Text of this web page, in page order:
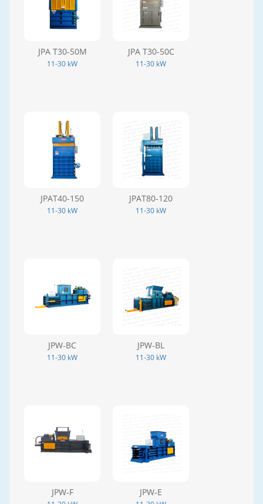
JPA T30-50M
11-30 kW
JPA T30-50C
11-30 kW
JPAT40-150
11-30 kW
JPAT80-120
11-30 kW
JPW-BC
11-30 kW
JPW-BL
11-30 kW
JPW-F JPW-E